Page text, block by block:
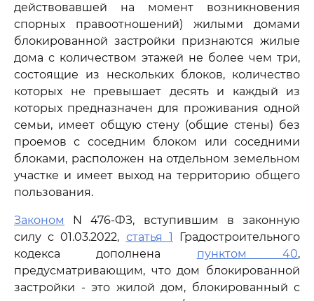
действовавшей на момент возникновения
спорных правоотношений) жилыми домами
блокированной застройки признаются жилые
дома с количеством этажей не более чем три,
состоящие из нескольких блоков, количество
которых не превышает десять и каждый из
которых предназначен для проживания одной
семьи, имеет общую стену (общие стены) без
проемов с соседним блоком или соседними
блоками, расположен на отдельном земельном
участке и имеет выход на территорию общего
пользования.
Законом
N 476-ФЗ, вступившим в законную
силу с 01.03.2022, статья 1 Градостроительного
кодекса дополнена пунктом 40,
предусматривающим, что дом блокированной
застройки - это жилой дом, блокированный с